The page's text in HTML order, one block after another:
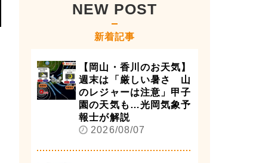
NEW POST
新着記事
【岡山・香川のお天気】
週末は「厳しい暑さ 山
のレジャーは注意」甲子
園の天気も…光岡気象予
報士が解説
2026/08/07